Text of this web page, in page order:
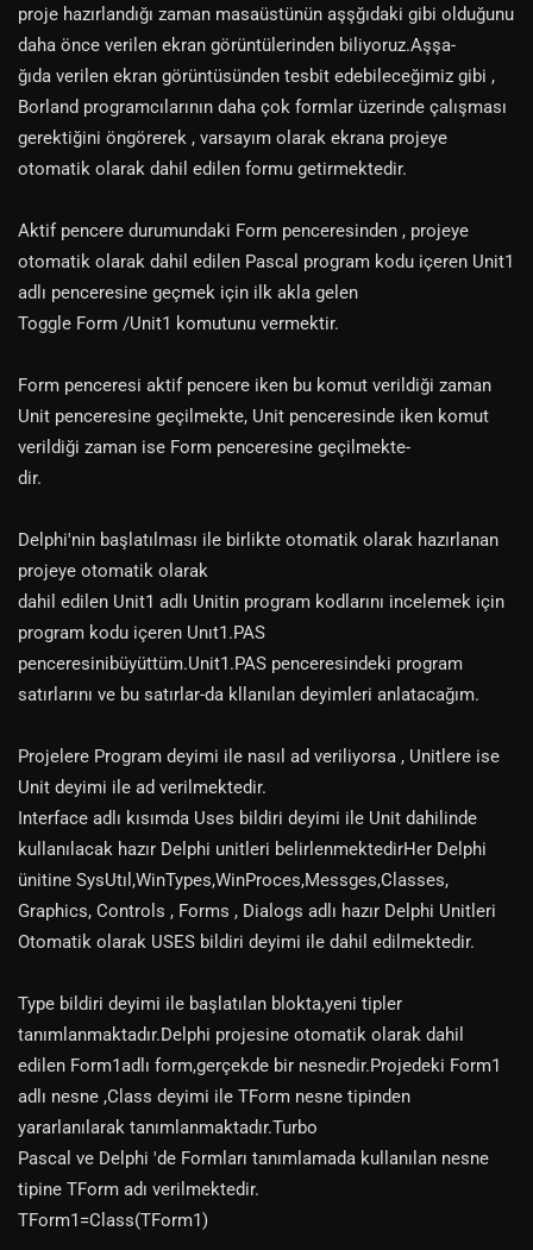
proje hazırlandığı zaman masaüstünün aşşğıdaki gibi olduğunu
daha önce verilen ekran görüntülerinden biliyoruz.Aşşa-
ğıda verilen ekran görüntüsünden tesbit edebileceğimiz gibi ,
Borland programcılarının daha çok formlar üzerinde çalışması
gerektiğini öngörerek , varsayım olarak ekrana projeye
otomatik olarak dahil edilen formu getirmektedir.
Aktif pencere durumundaki Form penceresinden , projeye
otomatik olarak dahil edilen Pascal program kodu içeren Unit1
adlı penceresine geçmek için ilk akla gelen
Toggle Form /Unit1 komutunu vermektir.
Form penceresi aktif pencere iken bu komut verildiği zaman
Unit penceresine geçilmekte, Unit penceresinde iken komut
verildiği zaman ise Form penceresine geçilmekte-
dir.
Delphi'nin başlatılması ile birlikte otomatik olarak hazırlanan
projeye otomatik olarak
dahil edilen Unit1 adlı Unitin program kodlarını incelemek için
program kodu içeren Unıt1.PAS
penceresinibüyüttüm.Unit1.PAS penceresindeki program
satırlarını ve bu satırlar-da kllanılan deyimleri anlatacağım.
Projelere Program deyimi ile nasıl ad veriliyorsa , Unitlere ise
Unit deyimi ile ad verilmektedir.
Interface adlı kısımda Uses bildiri deyimi ile Unit dahilinde
kullanılacak hazır Delphi unitleri belirlenmektedirHer Delphi
ünitine SysUtıl,WinTypes,WinProces,Messges,Classes,
Graphics, Controls , Forms , Dialogs adlı hazır Delphi Unitleri
Otomatik olarak USES bildiri deyimi ile dahil edilmektedir.
Type bildiri deyimi ile başlatılan blokta,yeni tipler
tanımlanmaktadır.Delphi projesine otomatik olarak dahil
edilen Form1adlı form,gerçekde bir nesnedir.Projedeki Form1
adlı nesne ,Class deyimi ile TForm nesne tipinden
yararlanılarak tanımlanmaktadır.Turbo
Pascal ve Delphi 'de Formları tanımlamada kullanılan nesne
tipine TForm adı verilmektedir.
TForm1=Class(TForm1)